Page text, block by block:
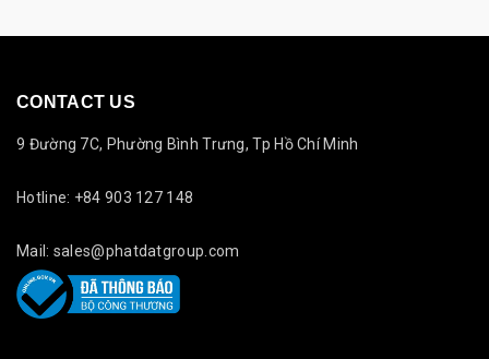
CONTACT US
9 Đường 7C, Phường Bình Trưng, Tp Hồ Chí Minh
Hotline: +84 903 127 148
Mail: sales@phatdatgroup.com